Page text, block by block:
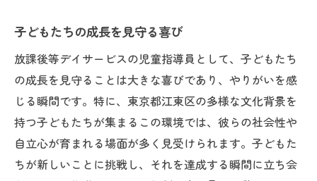
子どもたちの成長を見守る喜び
放課後等デイサービスの児童指導員として、子どもたち
の成長を見守ることは大きな喜びであり、やりがいを感
じる瞬間です。特に、東京都江東区の多様な文化背景を
持つ子どもたちが集まるこの環境では、彼らの社会性や
自立心が育まれる場面が多く見受けられます。子どもた
ちが新しいことに挑戦し、それを達成する瞬間に立ち会